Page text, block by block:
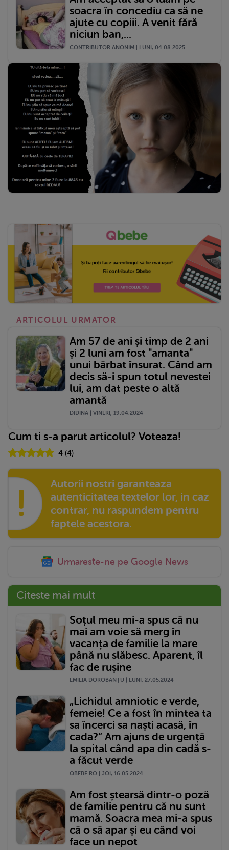
soacra în concediu ca să ne
ajute cu copiii. A venit fără
niciun ban,...
CONTRIBUTOR ANONIM | LUNI, 04.08.2025
ARTICOLUL URMATOR
Am 57 de ani și timp de 2 ani
și 2 luni am fost "amanta"
unui bărbat însurat. Când am
decis să-i spun totul nevestei
lui, am dat peste o altă
amantă
DIDINA | VINERI, 19.04.2024
Cum ti s-a parut articolul? Voteaza!
4(4)
!
Autorii nostri garanteaza
autenticitatea textelor lor, in caz
contrar, nu raspundem pentru
faptele acestora.
Urmareste-ne pe Google News
Citeste mai mult
Soțul meu mi-a spus că nu
mai am voie să merg în
vacanța de familie la mare
până nu slăbesc. Aparent, îl
fac de rușine
EMILIA DOROBANȚU | LUNI, 27.05.2024
„Lichidul amniotic e verde,
femeie! Ce a fost în mintea ta
sa încerci sa naști acasă, în
cada?” Am ajuns de urgență
la spital când apa din cadă s-
a făcut verde
QBEBE.RO | JOI, 16.05.2024
Am fost ștearsă dintr-o poză
de familie pentru că nu sunt
mamă. Soacra mea mi-a spus
că o să apar și eu când voi
face un nepot